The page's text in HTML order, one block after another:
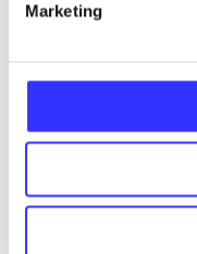
Marketing
...